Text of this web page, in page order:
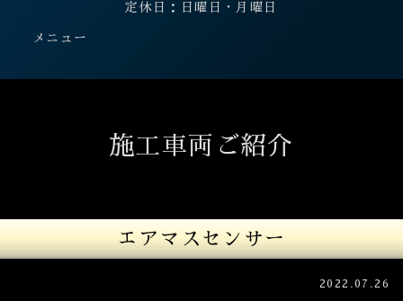
定休日：日曜日・月曜日
メニュー
施工車両ご紹介
エアマスセンサー
2022.07.26